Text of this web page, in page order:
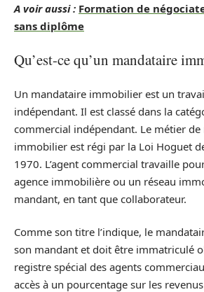
A voir aussi : Formation de
sans diplôme
Qu’est-ce qu’un mandataire
Un mandataire immobilier est un
indépendant. Il est classé dans la
commercial indépendant. Le métier
immobilier est régi par la Loi Hoguet
1970. L’agent commercial travaille
agence immobilière ou un réseau
mandant, en tant que collaborateur.
Comme son titre l’indique, le
son mandant et doit être immatriculé
registre spécial des agents
accès à un pourcentage sur les